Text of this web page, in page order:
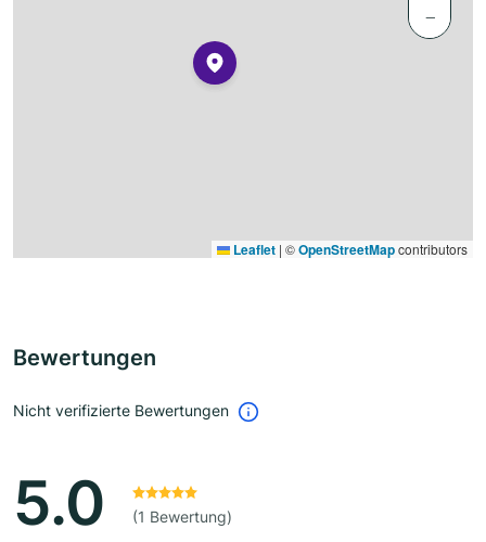
−
Leaflet | ©OpenStreetMapcontributors
Bewertungen
Nicht verifizierte Bewertungen
5.0 (1 Bewertung)